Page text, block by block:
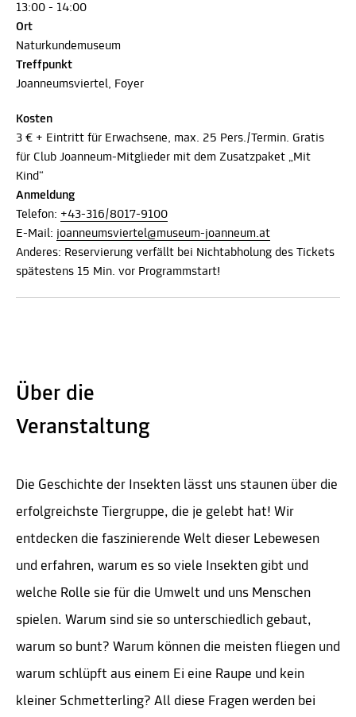
13:00 - 14:00
Ort
Naturkundemuseum
Treffpunkt
Joanneumsviertel, Foyer
Kosten
3 € + Eintritt für Erwachsene, max. 25 Pers./Termin. Gratis
für Club Joanneum-Mitglieder mit dem Zusatzpaket „Mit
Kind“
Anmeldung
Telefon: +43-316/8017-9100
E-Mail: joanneumsviertel@museum-joanneum.at
Anderes: Reservierung verfällt bei Nichtabholung des Tickets
spätestens 15 Min. vor Programmstart!
Über die
Veranstaltung
Die Geschichte der Insekten lässt uns staunen über die
erfolgreichste Tiergruppe, die je gelebt hat! Wir
entdecken die faszinierende Welt dieser Lebewesen
und erfahren, warum es so viele Insekten gibt und
welche Rolle sie für die Umwelt und uns Menschen
spielen. Warum sind sie so unterschiedlich gebaut,
warum so bunt? Warum können die meisten fliegen und
warum schlüpft aus einem Ei eine Raupe und kein
kleiner Schmetterling? All diese Fragen werden bei